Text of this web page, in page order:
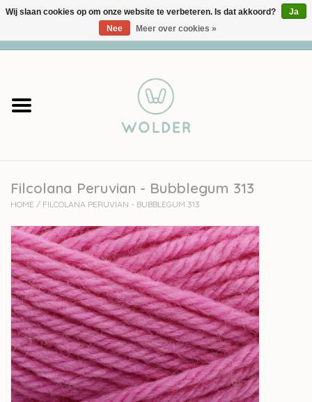
Garens
Accessoires
workshops
Cadeaubon
Solden
Over wolder
Filcolana Peruvian - Bubblegum 313
HOME / FILCOLANA PERUVIAN - BUBBLEGUM 313
Wij slaan cookies op om onze website te verbeteren. Is dat akkoord?
Ja
Nee
Meer over cookies »